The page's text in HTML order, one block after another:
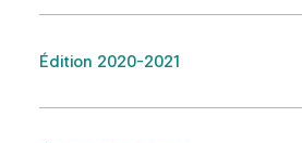
Édition 2020-2021